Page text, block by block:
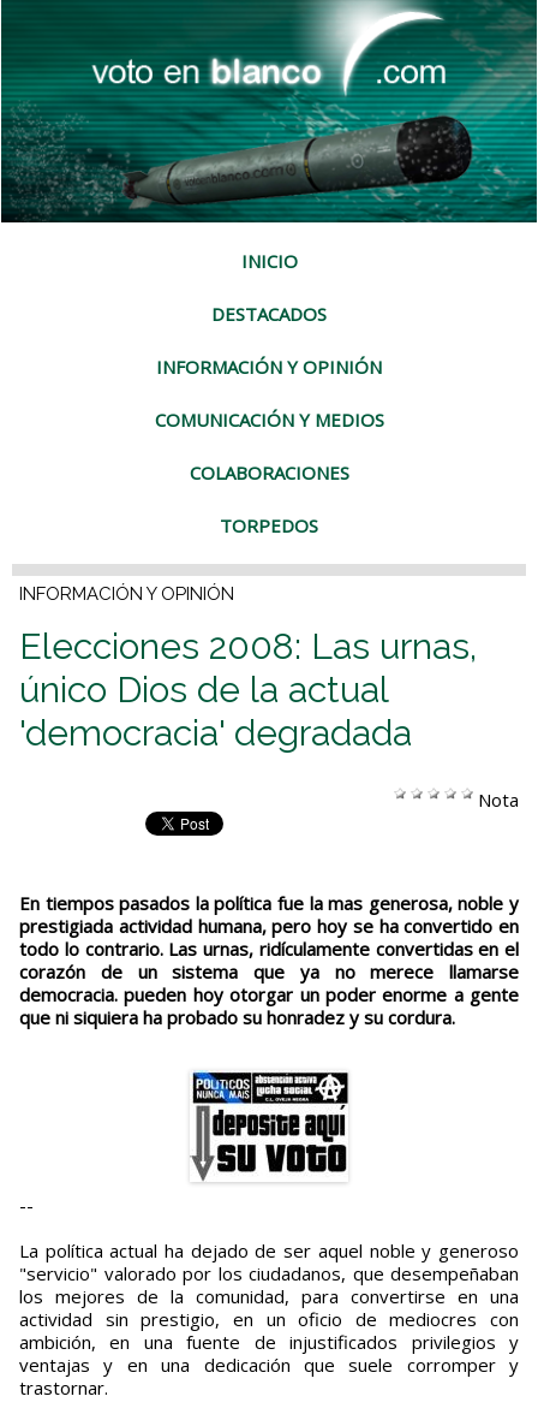
INICIO
DESTACADOS
INFORMACIÓN Y OPINIÓN
COMUNICACIÓN Y MEDIOS
COLABORACIONES
TORPEDOS
INFORMACIÓN Y OPINIÓN
Elecciones 2008: Las urnas,
único Dios de la actual
'democracia' degradada
Nota
En tiempos pasados la política fue la mas generosa, noble y
prestigiada actividad humana, pero hoy se ha convertido en
todo lo contrario. Las urnas, ridículamente convertidas en el
corazón de un sistema que ya no merece llamarse
democracia. pueden hoy otorgar un poder enorme a gente
que ni siquiera ha probado su honradez y su cordura.
--
La política actual ha dejado de ser aquel noble y generoso
"servicio" valorado por los ciudadanos, que desempeñaban
los mejores de la comunidad, para convertirse en una
actividad sin prestigio, en un oficio de mediocres con
ambición, en una fuente de injustificados privilegios y
ventajas y en una dedicación que suele corromper y
trastornar.